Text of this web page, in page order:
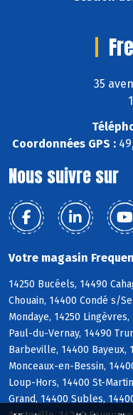
35
Coordonnées GPS :
Nous suivre sur
Votre magasin
14250 Bucéels, 14490
Chouain, 14400 Condé s/
Mondaye, 14250
Paul-du-Vernay, 14490
Barbeville, 14400 Bayeux,
Monceaux-en-Bessin,
Loup-Hors, 14400 St-
Grand, 14400 Subles,